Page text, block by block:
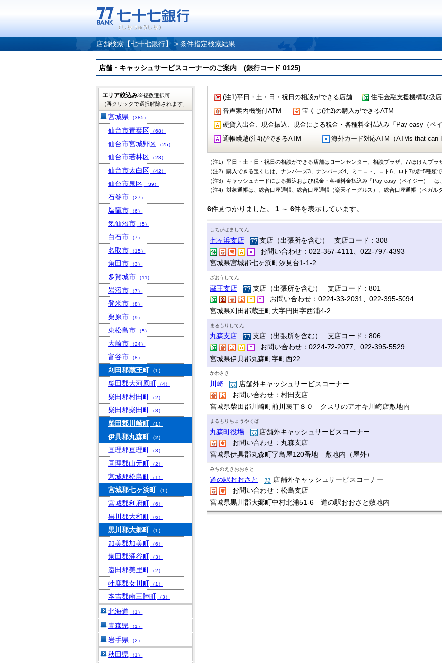
店舗検索【七十七銀行】 > 条件指定検索結果
店舗・キャッシュサービスコーナーのご案内 (銀行コード 0125)
(注1)平日・土・日・祝日の相談ができる店舗 住宅金融支援機構取扱店
音声案内機能付ATM
宝くじ(注2)の購入ができるATM
硬貨入出金、現金振込、現金による税金・各種料金払込み「Pay-easy（ペ
通帳繰越(注4)ができるATM
海外カード対応ATM（ATMs that can
（注1）平日・土・日・祝日の相談ができる店舗はローンセンター、相談プラザ、77ほけんプラ
（注2）購入できる宝くじは、ナンバーズ3、ナンバーズ4、ミニロト、ロト6、ロト7の計5種類で
（注3）キャッシュカードによる振込および税金・各種料金払込み「Pay-easy（ペイジー）」は
（注4）対象通帳は、総合口座通帳、総合口座通帳（楽天イーグルス）、総合口座通帳（ベガル
6件見つかりました。 1～ 6件を表示しています。
しちがはましてん
七ヶ浜支店
支店（出張所を含む） 支店コード：308
お問い合わせ：022-357-4111、022-797-4393
宮城県宮城郡七ヶ浜町汐見台1-1-2
ざおうしてん
蔵王支店
支店（出張所を含む） 支店コード：801
お問い合わせ：0224-33-2031、022-395-5094
宮城県刈田郡蔵王町大字円田字西浦4-2
まるもりしてん
丸森支店
支店（出張所を含む） 支店コード：806
お問い合わせ：0224-72-2077、022-395-5529
宮城県伊具郡丸森町字町西22
かわさき
川崎
店舗外キャッシュサービスコーナー
お問い合わせ：村田支店
宮城県柴田郡川崎町前川裏丁８０ クスリのアオキ川崎店敷地内
まるもりちょうやくば
丸森町役場
店舗外キャッシュサービスコーナー
お問い合わせ：丸森支店
宮城県伊具郡丸森町字鳥屋120番地 敷地内（屋外）
みちのえきおおさと
道の駅おおさと
店舗外キャッシュサービスコーナー
お問い合わせ：松島支店
宮城県黒川郡大郷町中村北浦51-6 道の駅おおさと敷地内
エリア絞込み※複数選択可
（再クリックで選択解除されます）
宮城県 （385）
仙台市青葉区 （68）
仙台市宮城野区 （25）
仙台市若林区 （23）
仙台市太白区 （42）
仙台市泉区 （39）
石巻市 （27）
塩竈市 （6）
気仙沼市 （5）
白石市 （7）
名取市 （15）
角田市 （3）
多賀城市 （11）
岩沼市 （7）
登米市 （8）
栗原市 （9）
東松島市 （5）
大崎市 （24）
富谷市 （8）
刈田郡蔵王町 （1）
柴田郡大河原町 （4）
柴田郡村田町 （2）
柴田郡柴田町 （8）
柴田郡川崎町 （1）
伊具郡丸森町 （2）
亘理郡亘理町 （3）
亘理郡山元町 （2）
宮城郡松島町 （1）
宮城郡七ヶ浜町 （1）
宮城郡利府町 （6）
黒川郡大和町 （6）
黒川郡大郷町 （1）
加美郡加美町 （6）
遠田郡涌谷町 （3）
遠田郡美里町 （2）
牡鹿郡女川町 （1）
本吉郡南三陸町 （3）
北海道 （1）
青森県 （1）
岩手県 （2）
秋田県 （1）